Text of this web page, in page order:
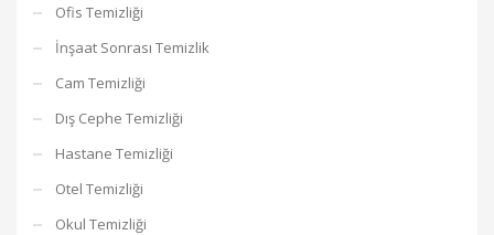
Ofis Temizliği
İnşaat Sonrası Temizlik
Cam Temizliği
Dış Cephe Temizliği
Hastane Temizliği
Otel Temizliği
Okul Temizliği